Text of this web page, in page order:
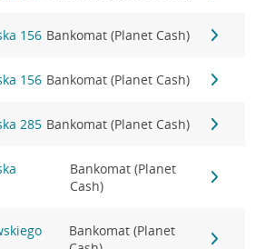
156 Bankomat (Planet Cash)
156 Bankomat (Planet Cash)
285 Bankomat (Planet Cash)
Bankomat (Planet
Cash)
Bankomat (Planet